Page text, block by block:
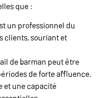
que :
un professionnel du
clients, souriant et
de barman peut être
de forte affluence.
et une capacité